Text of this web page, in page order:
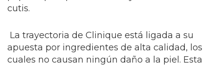
cutis.
La trayectoria de Clinique está ligada a su
apuesta por ingredientes de alta calidad, los
cuales no causan ningún daño a la piel. Esta